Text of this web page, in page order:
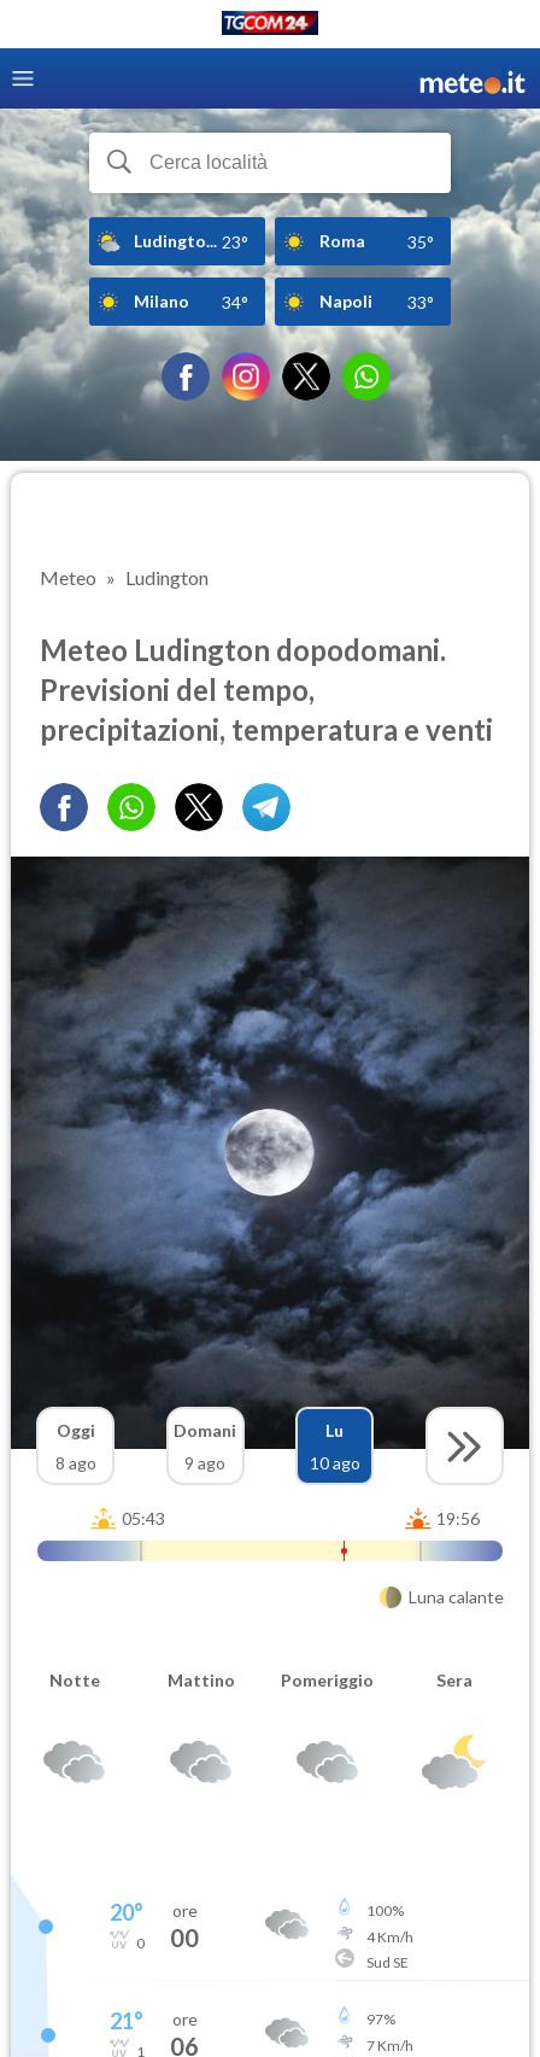
Ludingto... 23° Roma 35°
Milano 34° Napoli 33°
Meteo Ludington
Meteo Ludington dopodomani.
Previsioni del tempo,
precipitazioni, temperatura e venti
Oggi
8 ago
Domani
9 ago
Lu
10 ago
05:43 19:56
Luna calante
Notte Mattino Pomeriggio Sera
20°
0
ore
00
100%
4Km/h
Sud SE
21°
1
ore
06
97%
7Km/h